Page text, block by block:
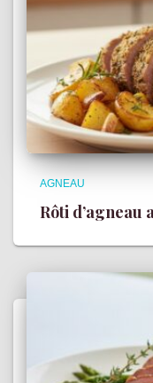
AGNEAU
Rôti d’agneau